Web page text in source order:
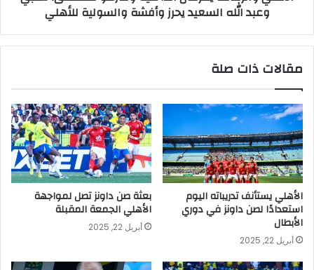
وعبد الله السعيد يحرز وأفشة والسولية للأهلي
مقالات ذات صلة
الأهلي يستأنف تدريباته اليوم
استعدادًا لصن داونز في دوري
الأبطال
أبريل 22, 2025
بعثة صن داونز تصل لمواجهة
الأهلي الجمعة المقبلة
أبريل 22, 2025